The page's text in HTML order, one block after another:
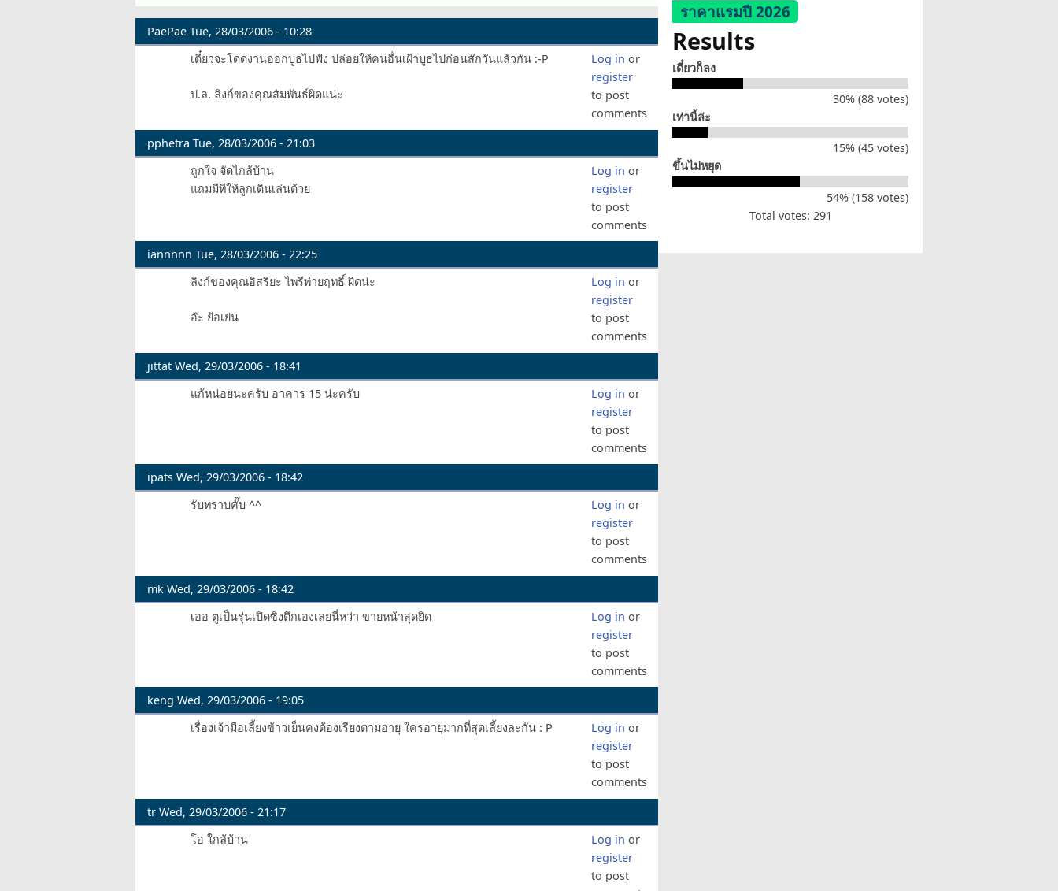
PaePae Tue, 28/03/2006 - 10:28
เดี๋ยวจะโดดงานออกบูธไปฟัง ปล่อยให้คนอื่นเฝ้าบูธไปก่อนสักวันแล้วกัน :-P
ป.ล. ลิงก์ของคุณสัมพันธ์ผิดแน่ะ
Log in or
register
to post
comments
pphetra Tue, 28/03/2006 - 21:03
ถูกใจ จัดไกล้บ้าน
แถมมีทีให้ลูกเดินเล่นด้วย
Log in or
register
to post
comments
iannnnn Tue, 28/03/2006 - 22:25
ลิงก์ของคุณอิสริยะ ไพรีพ่ายฤทธิ์ ผิดน่ะ
อ๊ะ ย้อเย่น
Log in or
register
to post
comments
jittat Wed, 29/03/2006 - 18:41
แก้หน่อยนะครับ อาคาร 15 น่ะครับ
Log in or
register
to post
comments
ipats Wed, 29/03/2006 - 18:42
รับทราบคั๊บ ^^
Log in or
register
to post
comments
mk Wed, 29/03/2006 - 18:42
เออ ตูเป็นรุ่นเปิดซิงตึกเองเลยนี่หว่า ขายหน้าสุดยิด
Log in or
register
to post
comments
keng Wed, 29/03/2006 - 19:05
เรื่องเจ้ามือเลี้ยงข้าวเย็นคงต้องเรียงตามอายุ ใครอายุมากที่สุดเลี้ยงละกัน : P
Log in or
register
to post
comments
tr Wed, 29/03/2006 - 21:17
โอ ใกล้บ้าน
Log in or
register
to post
ราคาแรมปี 2026
Results
เดี๋ยวก็ลง
30% (88 votes)
เท่านี้ล่ะ
15% (45 votes)
ขึ้นไม่หยุด
54% (158 votes)
Total votes: 291